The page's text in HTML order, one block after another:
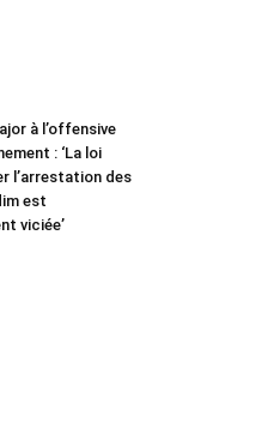
à l’offensive
: ‘La loi
l’arrestation des
est
viciée’